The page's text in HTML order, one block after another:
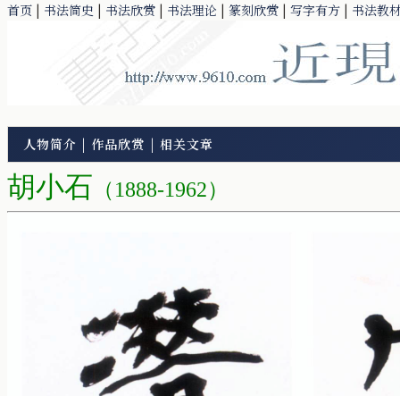
首页 | 书法简史 | 书法欣赏 | 书法理论 | 篆刻欣赏 | 写字有方 | 书法教
人物简介 | 作品欣赏 | 相关文章
胡小石 （1888-1962）